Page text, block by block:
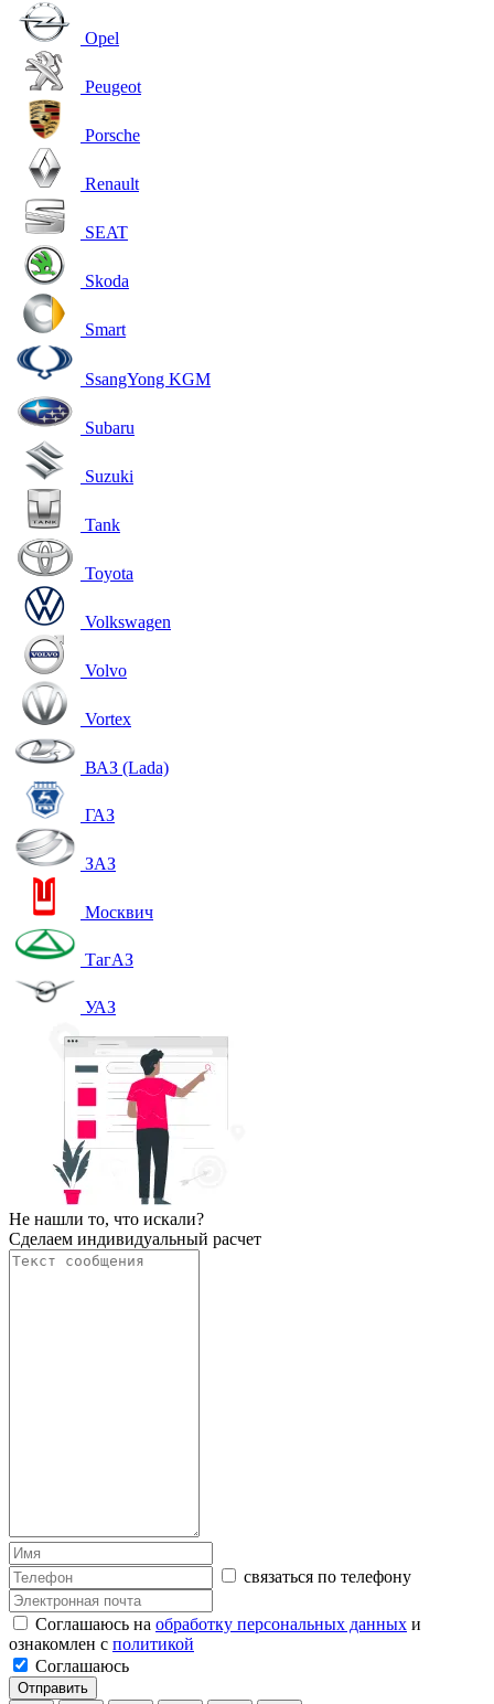
Opel
Peugeot
Porsche
Renault
SEAT
Skoda
Smart
SsangYong KGM
Subaru
Suzuki
Tank
Toyota
Volkswagen
Volvo
Vortex
ВАЗ (Lada)
ГАЗ
ЗАЗ
Москвич
ТагАЗ
УАЗ
Не нашли то, что искали?
Сделаем индивидуальный расчет
связаться по телефону
Соглашаюсь на обработку персональных данных и
ознакомлен с политикой
Соглашаюсь
Отправить